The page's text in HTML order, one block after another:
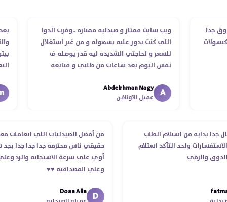
ويب سايت ممتاز و صيدليه ممتازه ..وفرت الدوا
اللي كنت بدور عليه بسهوله و من غير استغلال
للسعر و لحاجتي الشديده ليه قدر يوصله ف
نفس اليوم بعد ساعات من طلبي و متابعه
انتهاء موعد عمله ..فضل يتابع معايا لحد ما
استلمت ..شكرا جزيلا ليكم
Abdelrhman Nagy
عميل الأونلاين
بعد التعامل اكثر من
والتزام في مواعيد
بيتواصل معاك قمة
التعامل. بجد شابووو
wasfy
عميل الأونلاين
مكان بروفيشنال جدا بدايه من استلام الطلب
والرد على كل الاستفسارات ولحد التأكد استلام
الأوردر ده غير الذوق والرقي
من أفضل
حقيقي ناس
أوي علي سرعة
وعلي